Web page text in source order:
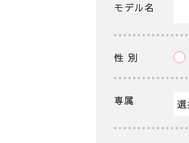
モデル名
性 別
専属